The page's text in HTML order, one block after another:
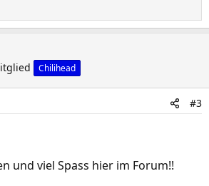
Chilihead
#3
und viel Spass hier im Forum!!